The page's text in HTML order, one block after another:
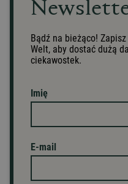
Bądź na bieżąco!
Welt, aby dostać dużą
ciekawostek.
Imię
E-mail